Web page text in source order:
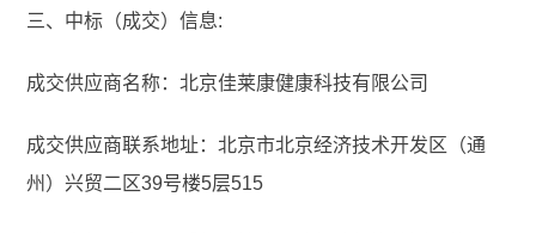
三、中标（成交）信息:
成交供应商名称：北京佳莱康健康科技有限公司
成交供应商联系地址：北京市北京经济技术开发区（通
州）兴贸二区39号楼5层515